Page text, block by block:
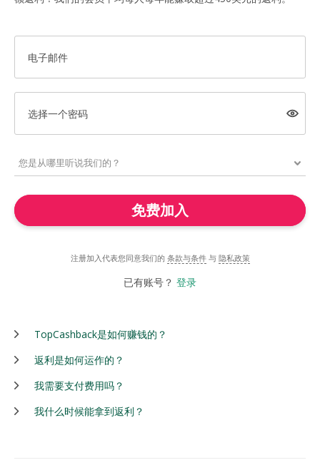
电子邮件
选择一个密码
免费加入
注册加入代表您同意我们的 条款与条件 与 隐私政策
已有账号？ 登录
TopCashback是如何赚钱的？
返利是如何运作的？
我需要支付费用吗？
我什么时候能拿到返利？